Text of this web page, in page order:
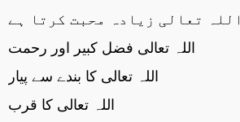
اللہ تعالی زیادہ محبت کرتا ہے
اللہ تعالی فضل کبیر اور رحمت
اللہ تعالی کا بندے سے پیار
اللہ تعالی کا قرب